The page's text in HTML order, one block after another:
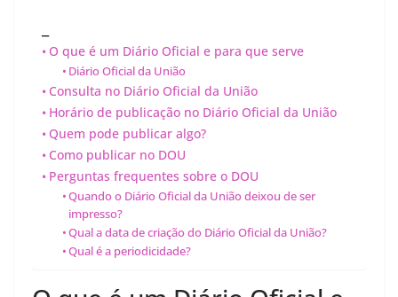
O que é um Diário Oficial e para que serve
Diário Oficial da União
Consulta no Diário Oficial da União
Horário de publicação no Diário Oficial da União
Quem pode publicar algo?
Como publicar no DOU
Perguntas frequentes sobre o DOU
Quando o Diário Oficial da União deixou de ser
impresso?
Qual a data de criação do Diário Oficial da União?
Qual é a periodicidade?